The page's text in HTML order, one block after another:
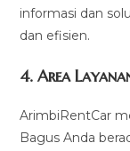
informasi dan
dan efisien.
4.Area
ArimbiRentCar
Bagus Anda